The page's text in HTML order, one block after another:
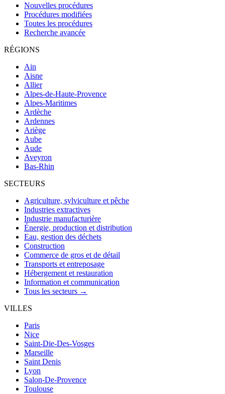
Nouvelles procédures
Procédures modifiées
Toutes les procédures
Recherche avancée
RÉGIONS
Ain
Aisne
Allier
Alpes-de-Haute-Provence
Alpes-Maritimes
Ardèche
Ardennes
Ariège
Aube
Aude
Aveyron
Bas-Rhin
SECTEURS
Agriculture, sylviculture et pêche
Industries extractives
Industrie manufacturière
Énergie, production et distribution
Eau, gestion des déchets
Construction
Commerce de gros et de détail
Transports et entreposage
Hébergement et restauration
Information et communication
Tous les secteurs →
VILLES
Paris
Nice
Saint-Die-Des-Vosges
Marseille
Saint Denis
Lyon
Salon-De-Provence
Toulouse